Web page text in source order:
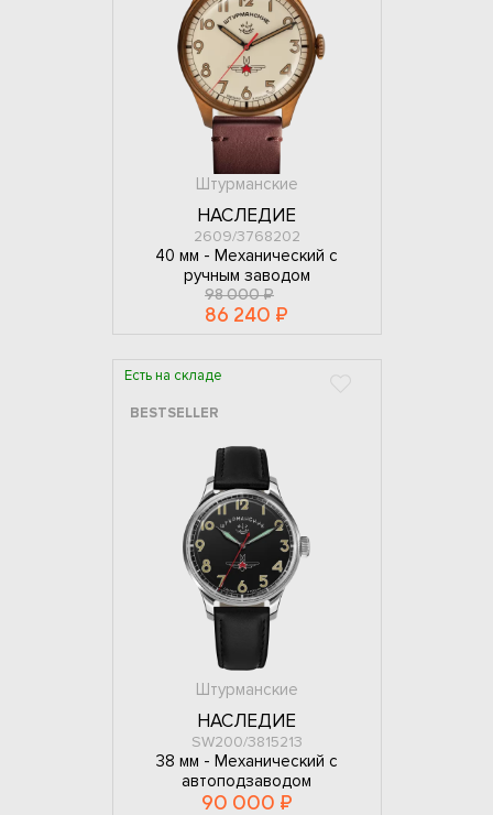
Штурманские
НАСЛЕДИЕ
2609/3768202
40 мм - Механический с
ручным заводом
98 000 ₽
86 240 ₽
Есть на складе
BESTSELLER
Штурманские
НАСЛЕДИЕ
SW200/3815213
38 мм - Механический с
автоподзаводом
90 000 ₽